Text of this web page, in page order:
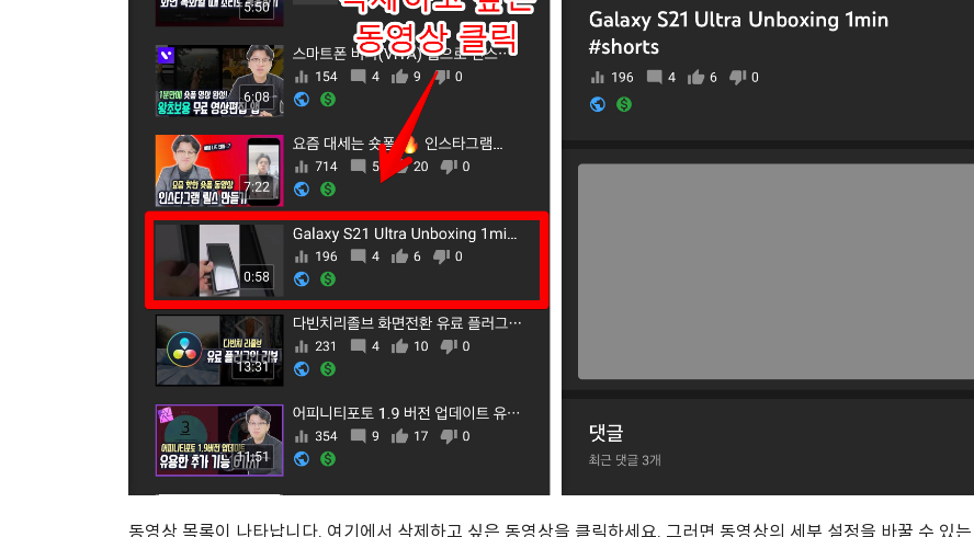
동영상 목록이 나타납니다. 여기에서 삭제하고 싶은 동영상을 클릭하세요. 그러면 동영상의 세부 설정을 바꿀 수 있는